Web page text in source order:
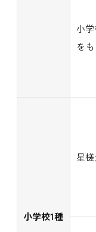
小学
を
小学校1種
星